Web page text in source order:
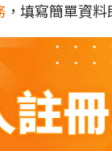
，填寫簡單資